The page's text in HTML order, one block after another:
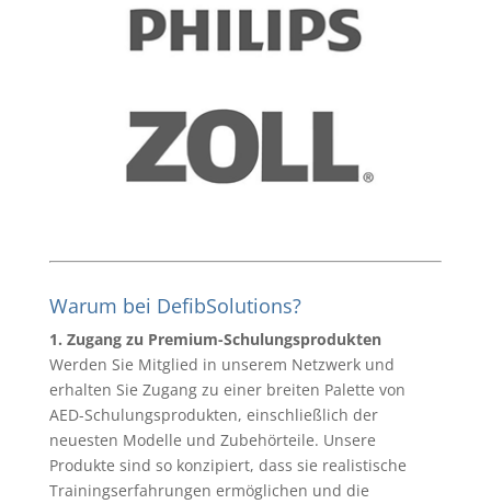
Warum bei DefibSolutions?
1. Zugang zu Premium-Schulungsprodukten
Werden Sie Mitglied in unserem Netzwerk und
erhalten Sie Zugang zu einer breiten Palette von
AED-Schulungsprodukten, einschließlich der
neuesten Modelle und Zubehörteile. Unsere
Produkte sind so konzipiert, dass sie realistische
Trainingserfahrungen ermöglichen und die